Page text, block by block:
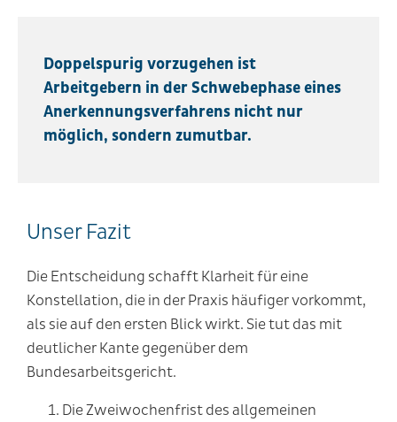
Doppelspurig vorzugehen ist
Arbeitgebern in der Schwebephase eines
Anerkennungsverfahrens nicht nur
möglich, sondern zumutbar.
Unser Fazit
Die Entscheidung schafft Klarheit für eine
Konstellation, die in der Praxis häufiger vorkommt,
als sie auf den ersten Blick wirkt. Sie tut das mit
deutlicher Kante gegenüber dem
Bundesarbeitsgericht.
Die Zweiwochenfrist des allgemeinen